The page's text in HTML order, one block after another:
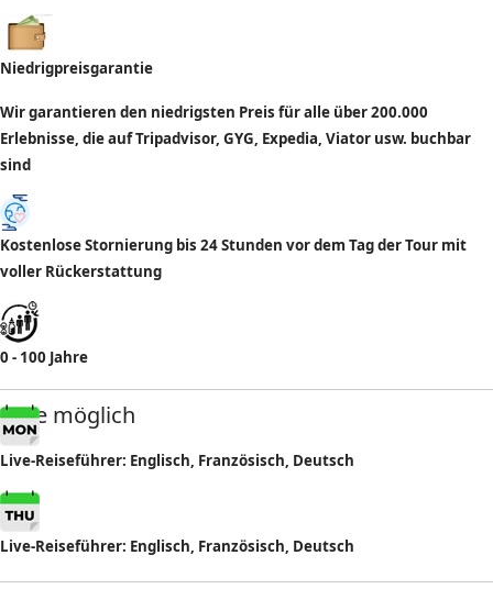
Niedrigpreisgarantie
Wir garantieren den niedrigsten Preis für alle über 200.000
Erlebnisse, die auf Tripadvisor, GYG, Expedia, Viator usw. buchbar
sind
Kostenlose Stornierung bis 24 Stunden vor dem Tag der Tour mit
voller Rückerstattung
0 - 100 Jahre
Tage möglich
Live-Reiseführer: Englisch, Französisch, Deutsch
Live-Reiseführer: Englisch, Französisch, Deutsch